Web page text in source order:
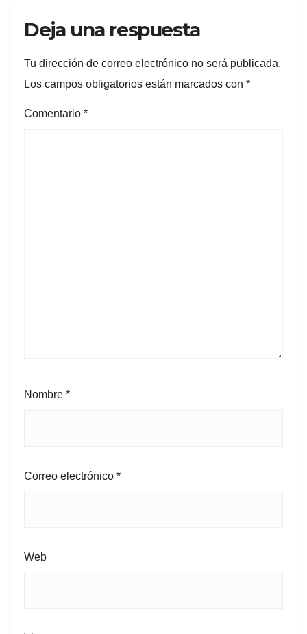
Deja una respuesta
Tu dirección de correo electrónico no será publicada.
Los campos obligatorios están marcados con *
Comentario *
Nombre *
Correo electrónico *
Web